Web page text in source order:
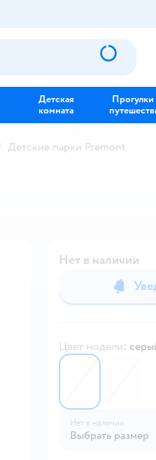
Детская
комната
Прогулки
Детские парки Premont
Нет в наличии
Цвет модели:
3440634
Нет в наличии
Выбрать размер